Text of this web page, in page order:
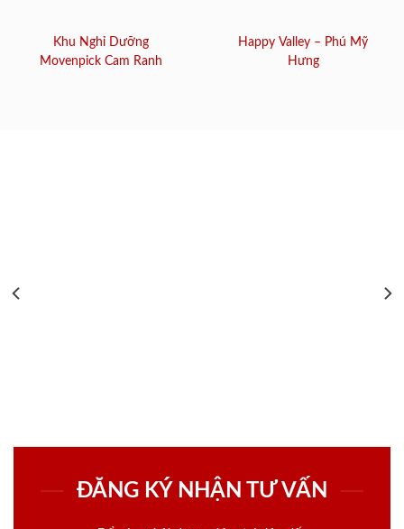
Khu Nghỉ Dưỡng
Movenpick Cam Ranh
Happy Valley – Phú Mỹ
Hưng
ĐĂNG KÝ NHẬN TƯ VẤN